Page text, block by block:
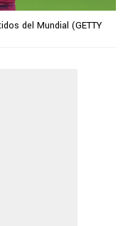
del Mundial (GETTY